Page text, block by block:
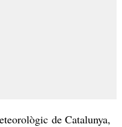
de Catalunya,